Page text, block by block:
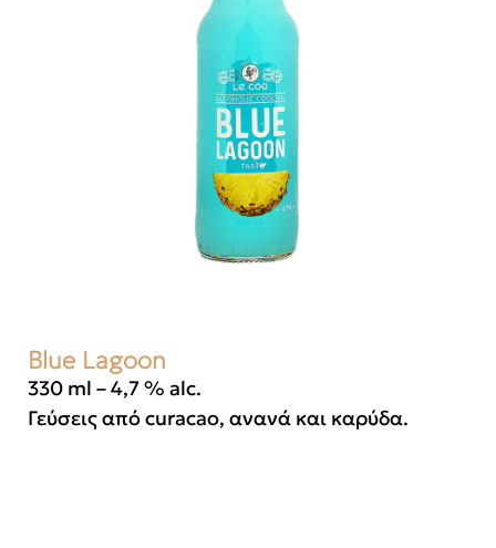
Blue Lagoon
330 ml – 4,7 % alc.
Γεύσεις από curacao, ανανά και καρύδα.